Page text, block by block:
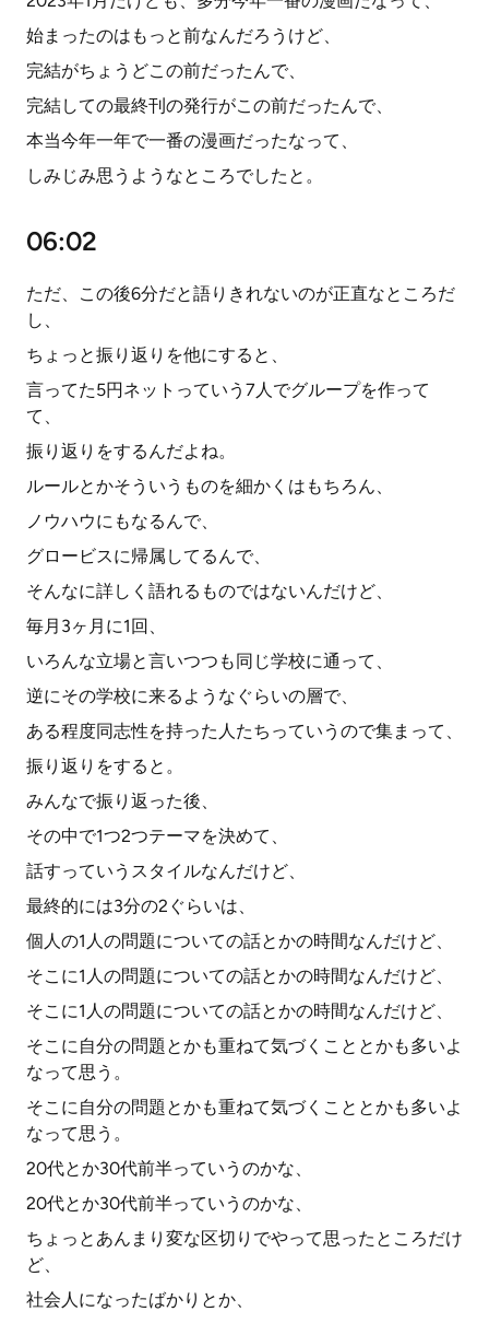
始まったのはもっと前なんだろうけど、
完結がちょうどこの前だったんで、
完結しての最終刊の発行がこの前だったんで、
本当今年一年で一番の漫画だったなって、
しみじみ思うようなところでしたと。
06:02
ただ、この後6分だと語りきれないのが正直なところだ
し、
ちょっと振り返りを他にすると、
言ってた5円ネットっていう7人でグループを作って
て、
振り返りをするんだよね。
ルールとかそういうものを細かくはもちろん、
ノウハウにもなるんで、
グロービスに帰属してるんで、
そんなに詳しく語れるものではないんだけど、
毎月3ヶ月に1回、
いろんな立場と言いつつも同じ学校に通って、
逆にその学校に来るようなぐらいの層で、
ある程度同志性を持った人たちっていうので集まって、
振り返りをすると。
みんなで振り返った後、
その中で1つ2つテーマを決めて、
話すっていうスタイルなんだけど、
最終的には3分の2ぐらいは、
個人の1人の問題についての話とかの時間なんだけど、
そこに1人の問題についての話とかの時間なんだけど、
そこに1人の問題についての話とかの時間なんだけど、
そこに自分の問題とかも重ねて気づくこととかも多いよ
なって思う。
そこに自分の問題とかも重ねて気づくこととかも多いよ
なって思う。
20代とか30代前半っていうのかな、
20代とか30代前半っていうのかな、
ちょっとあんまり変な区切りでやって思ったところだけ
ど、
社会人になったばかりとか、